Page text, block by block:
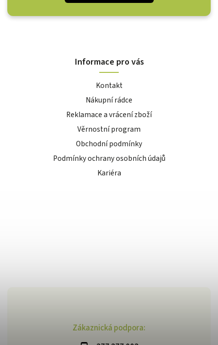
Zákaznická podpora:
Informace pro vás
Kontakt
Nákupní rádce
Reklamace a vrácení zboží
Věrnostní program
Obchodní podmínky
Podmínky ochrany osobních údajů
Kariéra